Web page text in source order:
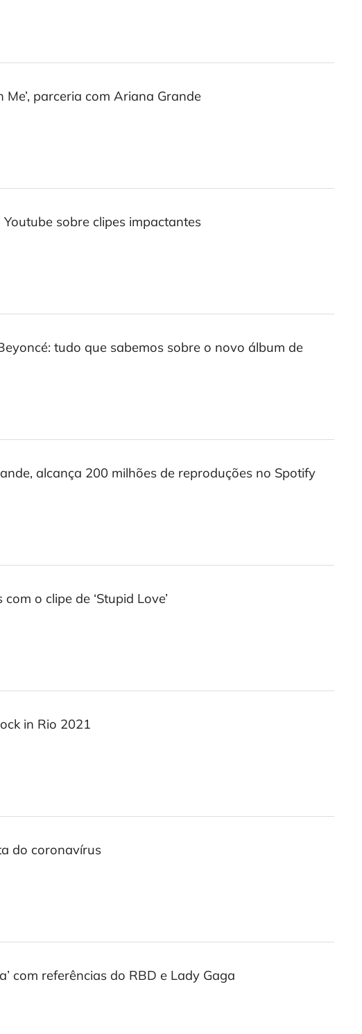
parceria com Ariana Grande
sobre clipes impactantes
tudo que sabemos sobre o novo álbum de
alcança 200 milhões de reproduções no Spotify
o clipe de ‘Stupid Love’
in Rio 2021
do coronavírus
com referências do RBD e Lady Gaga